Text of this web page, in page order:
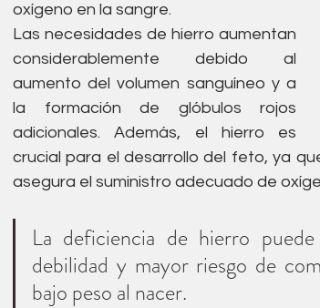
oxígeno en la sangre.
Las necesidades de hierro aumentan
considerablemente debido al
aumento del volumen sanguíneo y a
la formación de glóbulos rojos
adicionales. Además, el hierro es
crucial para el desarrollo del feto, ya
asegura el suministro adecuado de
La deficiencia de hierro
debilidad y mayor riesgo de
bajo peso al nacer.